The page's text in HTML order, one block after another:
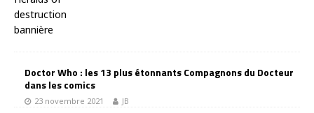
Doctor Who : les 13 plus étonnants Compagnons du Docteur
dans les comics
23 novembre 2021 JB